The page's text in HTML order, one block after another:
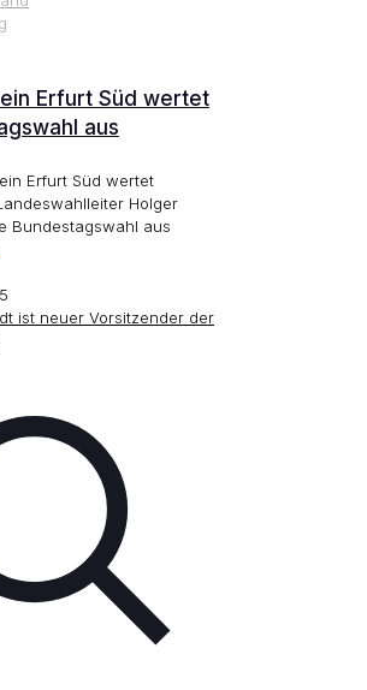
Erfurt Süd wertet
aus
Erfurt Süd wertet
Holger
Bundestagswahl aus